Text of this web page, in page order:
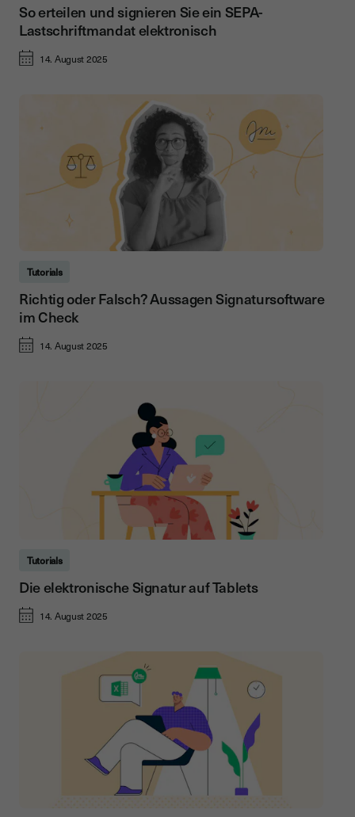
So erteilen und signieren Sie ein SEPA-
Lastschriftmandat elektronisch
14. August 2025
Tutorials
Richtig oder Falsch? Aussagen Signatursoftware
im Check
14. August 2025
Tutorials
Die elektronische Signatur auf Tablets
14. August 2025